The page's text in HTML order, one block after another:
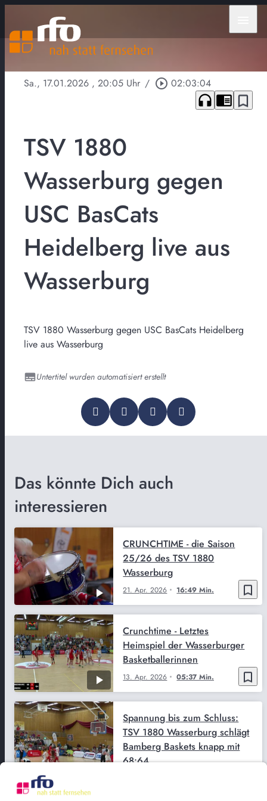
Sa., 17.01.2026 , 20:05 Uhr / play_circle_outline 02:03:04
headphones chrome_reader_mode bookmark_border
TSV 1880
Wasserburg gegen
USC BasCats
Heidelberg live aus
Wasserburg
TSV 1880 Wasserburg gegen USC BasCats Heidelberg
live aus Wasserburg
Untertitel wurden automatisiert erstellt
Das könnte Dich auch
interessieren
bookmark_border
21. Apr. 2026 16:49 Min.
CRUNCHTIME - die Saison
25/26 des TSV 1880
Wasserburg
bookmark_border
13. Apr. 2026 05:37 Min.
Crunchtime - Letztes
Heimspiel der Wasserburger
Basketballerinnen
Spannung bis zum Schluss:
TSV 1880 Wasserburg schlägt
Bamberg Baskets knapp mit
68:64